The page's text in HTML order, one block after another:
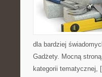
dla bardziej
Gadżety. Mocną
kategorii tematycznej,